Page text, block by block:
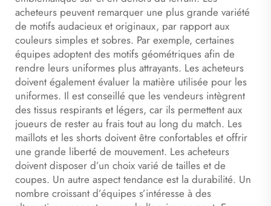
acheteurs peuvent remarquer une plus grande variété
de motifs audacieux et originaux, par rapport aux
couleurs simples et sobres. Par exemple, certaines
équipes adoptent des motifs géométriques afin de
rendre leurs uniformes plus attrayants. Les acheteurs
doivent également évaluer la matière utilisée pour les
uniformes. Il est conseillé que les vendeurs intègrent
des tissus respirants et légers, car ils permettent aux
joueurs de rester au frais tout au long du match. Les
maillots et les shorts doivent être confortables et offrir
une grande liberté de mouvement. Les acheteurs
doivent disposer d’un choix varié de tailles et de
coupes. Un autre aspect tendance est la durabilité. Un
nombre croissant d’équipes s’intéresse à des